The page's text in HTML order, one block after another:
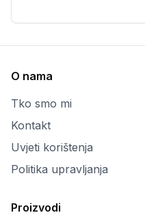
O nama
Tko smo mi
Kontakt
Uvjeti korištenja
Politika upravljanja
Proizvodi